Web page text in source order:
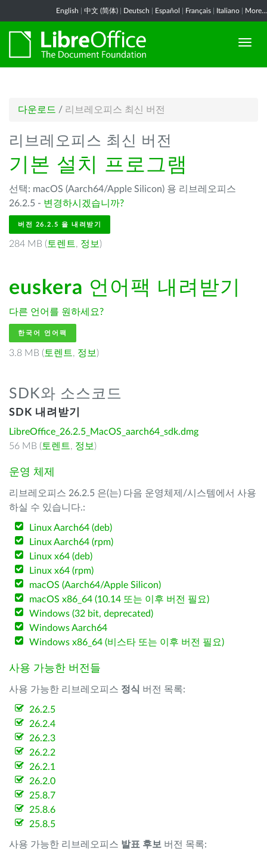
English 中文 (简体) Deutsch Español Français Italiano More...
다운로드 / 리브레오피스 최신 버전
리브레오피스 최신 버전
기본 설치 프로그램
선택: macOS (Aarch64/Apple Silicon) 용 리브레오피스
26.2.5 - 변경하시겠습니까?
버전 26.2.5 을 내려받기
284 MB ( 토렌트, 정보 )
euskera 언어팩 내려받기
다른 언어를 원하세요?
한국어 언어팩
3.8 MB ( 토렌트, 정보 )
SDK와 소스코드
SDK 내려받기
LibreOffice_26.2.5_MacOS_aarch64_sdk.dmg
56 MB ( 토렌트, 정보 )
운영 체제
리브레오피스 26.2.5 은(는) 다음 운영체제/시스템에서 사용
하실 수 있습니다.:
Linux Aarch64 (deb)
Linux Aarch64 (rpm)
Linux x64 (deb)
Linux x64 (rpm)
macOS (Aarch64/Apple Silicon)
macOS x86_64 (10.14 또는 이후 버전 필요)
Windows (32 bit, deprecated)
Windows Aarch64
Windows x86_64 (비스타 또는 이후 버전 필요)
사용 가능한 버전들
사용 가능한 리브레오피스 정식 버전 목록:
26.2.5
26.2.4
26.2.3
26.2.2
26.2.1
26.2.0
25.8.7
25.8.6
25.8.5
사용 가능한 리브레오피스 발표 후보 버전 목록: